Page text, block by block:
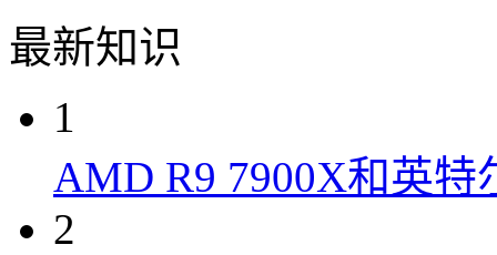
最新知识
1
AMD R9 7900X和英特
2